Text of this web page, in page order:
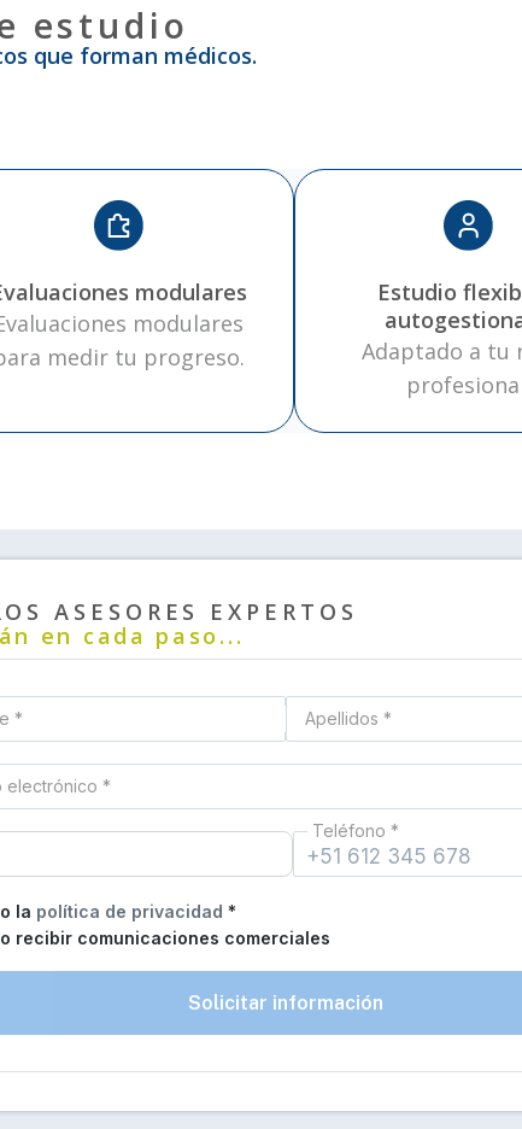
estudio
que forman médicos.
modulares
modulares
medir tu progreso.
Estudio
Adaptado a tu
ASESORES EXPERTOS
en cada paso...
* Apellidos *
electrónico *
Teléfono *
la política de privacidad *
recibir comunicaciones comerciales
Solicitar información